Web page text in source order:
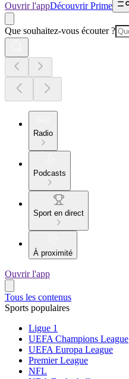
Ouvrir l'appDécouvrir Prime
Que souhaitez-vous écouter ?
Radio
Podcasts
Sport en direct
À proximité
Ouvrir l'app
Tous les contenus
Sports populaires
Ligue 1
UEFA Champions League
UEFA Europa League
Premier League
NFL